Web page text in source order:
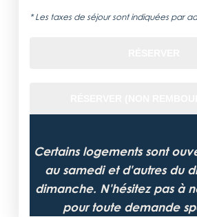
* Les taxes de séjour sont indiquées par
Certains logements sont
au samedi et d'autres du
dimanche. N'hésitez pas à
pour toute demande